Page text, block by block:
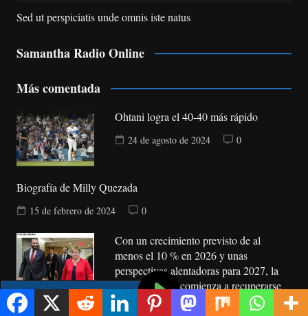
Sed ut perspiciatis unde omnis iste natus
Samantha Radio Online
Más comentada
Ohtani logra el 40-40 más rápido
24 de agosto de 2024 0
Biografía de Milly Quezada
15 de febrero de 2024 0
Con un crecimiento previsto de al
menos el 10 % en 2026 y unas
perspectivas alentadoras para 2027, la
economía siria comienza a recuperarse
después de 15 años de guerra civil y